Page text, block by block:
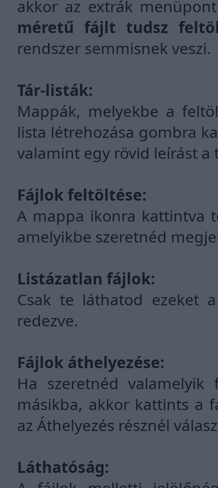
akkor az extrák
méretű fájlt tudsz
rendszer semmisnek veszi.
Tár-listák:
Mappák, melyekbe a
lista létrehozása gombra
valamint egy rövid leírást
Fájlok feltöltése:
A mappa ikonra kattintva
amelyikbe szeretnéd
Listázatlan fájlok:
Csak te láthatod ezeket
redezve.
Fájlok áthelyezése:
Ha szeretnéd
másikba, akkor kattints a
az Áthelyezés résznél
Láthatóság: